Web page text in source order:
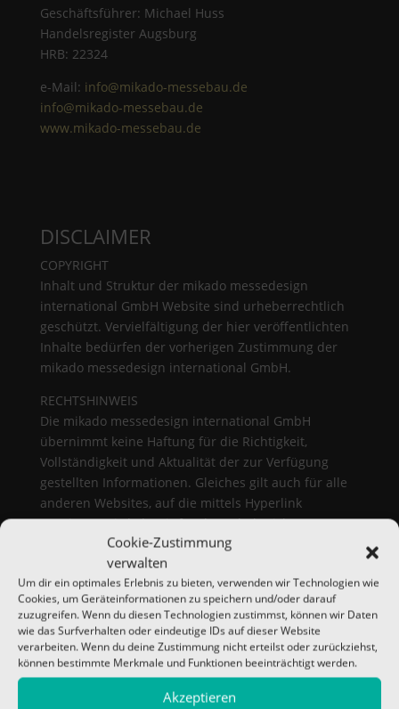
Cookie-Zustimmung
verwalten
Um dir ein optimales Erlebnis zu bieten, verwenden wir Technologien wie
Cookies, um Geräteinformationen zu speichern und/oder darauf
zuzugreifen. Wenn du diesen Technologien zustimmst, können wir Daten
wie das Surfverhalten oder eindeutige IDs auf dieser Website
verarbeiten. Wenn du deine Zustimmung nicht erteilst oder zurückziehst,
können bestimmte Merkmale und Funktionen beeinträchtigt werden.
Akzeptieren
Geschäftsführer: Michael Huss
Handelsregister Augsburg
HRB: 22324
e-Mail: info@mikado-messebau.de
info@mikado-messebau.de
www.mikado-messebau.de
DISCLAIMER
COPYRIGHT
Inhalt und Struktur der mikado messedesign
international GmbH Website sind urheberrechtlich
geschützt. Vervielfältigung der hier veröffentlichten
Inhalte bedürfen der vorherigen Zustimmung der
mikado messedesign international GmbH.
RECHTSHINWEIS
Die mikado messedesign international GmbH
übernimmt keine Haftung für die Richtigkeit,
Vollständigkeit und Aktualität der zur Verfügung
gestellten Informationen. Gleiches gilt auch für alle
anderen Websites, auf die mittels Hyperlink
verwiesen wird, da wir für den Inhalt nicht
verantwortlich sind.
HAFTUNGSAUSSCHLUSS
Nach dem Digitale-Dienste-Gesetz (DDG) ist die
„mikado messedesign GmbH“ nicht dazu verpflichtet,
die Inhalte fremder Anbieter, auf die sie verweist,
ständig auf zivil- oder strafrechtliche
Verantwortlichkeit neu zu überprüfen. Haftung sowie
Garantie auf Richtigkeit, Vollständigkeit und